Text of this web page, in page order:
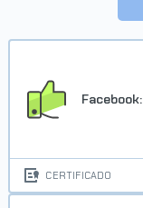
Facebook:
CERTIFICADO